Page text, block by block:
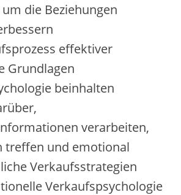
d‬ie Beziehungen
effektiver
Grundlagen
beinhalten
verarbeiten,
treffen u‬nd emotional
Verkaufsstrategien
Verkaufspsychologie